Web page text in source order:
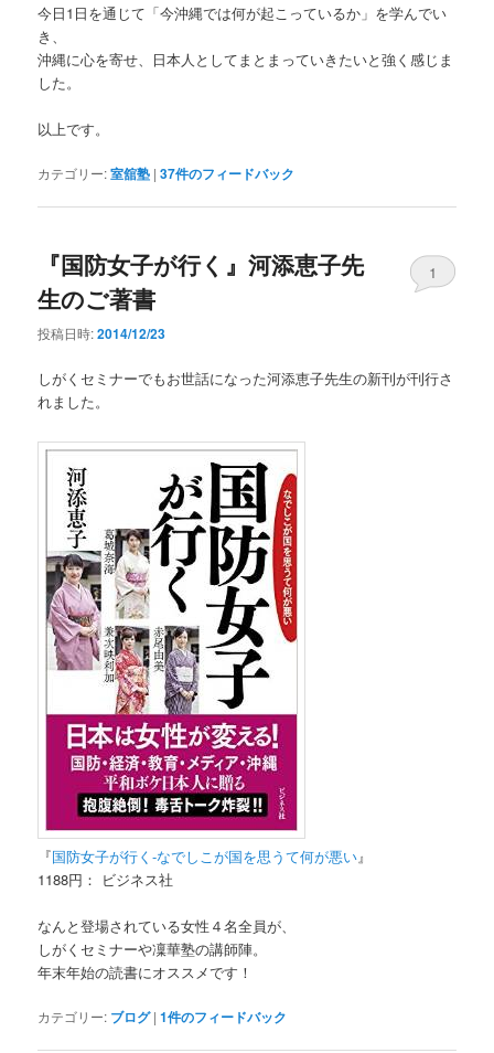
今日1日を通じて「今沖縄では何が起こっているか」を学んでい
き、
沖縄に心を寄せ、日本人としてまとまっていきたいと強く感じま
した。
以上です。
カテゴリー:室舘塾 |37件のフィードバック
『国防女子が行く』河添恵子先
生のご著書
投稿日時:2014/12/23
1
しがくセミナーでもお世話になった河添恵子先生の新刊が刊行さ
れました。
『国防女子が行く-なでしこが国を思うて何が悪い』
1188円： ビジネス社
なんと登場されている女性４名全員が、
しがくセミナーや凜華塾の講師陣。
年末年始の読書にオススメです！
カテゴリー: ブログ |1件のフィードバック